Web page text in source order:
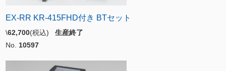
EX-RR KR-415FHD付き BTセット
\62,700(税込) 生産終了
No. 10597